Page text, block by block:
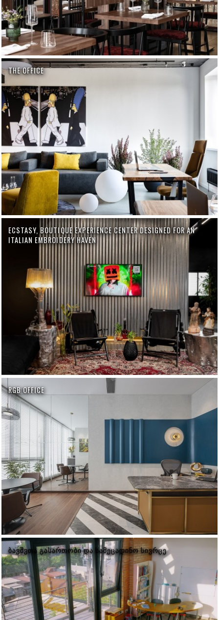
THE OFFICE
ECSTASY, BOUTIQUE EXPERIENCE CENTER DESIGNED FOR AN
ITALIAN EMBROIDERY HAVEN
RGB OFFICE
ᲑᲐᲕᲨᲕᲗᲐ ᲒᲐᲡᲐᲠᲗᲝᲑᲘ ᲓᲐ ᲡᲐᲛᲔᲪᲐᲓᲘᲜᲝ ᲡᲘᲕᲠᲪᲔ